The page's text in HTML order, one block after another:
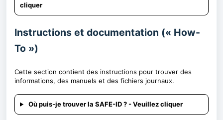
cliquer
Instructions et documentation (« How-
To »)
Cette section contient des instructions pour trouver des
informations, des manuels et des fichiers journaux.
Où puis-je trouver la SAFE-ID ? - Veuillez cliquer